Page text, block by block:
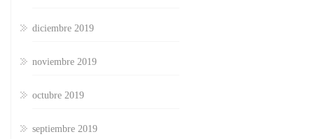
diciembre 2019
noviembre 2019
octubre 2019
septiembre 2019